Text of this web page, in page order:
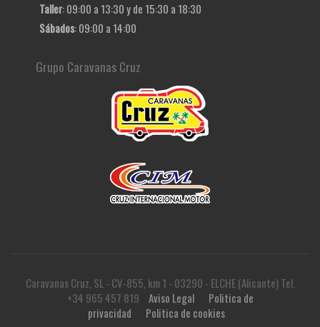
Taller: 09:00 a 13:30 y de 15:30 a 18:30
Sábados: 09:00 a 14:00
Grupo Caravanas Cruz
Caravanas Cruz, SL - CV-855, km 1 - 03290 - ELCHE (Alicante) Tel.
+34 965 457 819
Aviso Legal
Politica de
privacidad
Politica de cookies